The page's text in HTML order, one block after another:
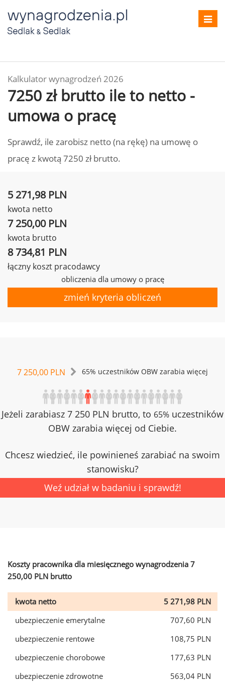
Kalkulator wynagrodzeń 2026
7250 zł brutto ile to netto -
umowa o pracę
Sprawdź, ile zarobisz netto (na rękę) na umowę o
pracę z kwotą 7250 zł brutto.
5 271,98 PLN
kwota netto
7 250,00 PLN
kwota brutto
8 734,81 PLN
łączny koszt pracodawcy
obliczenia dla umowy o pracę
zmień kryteria obliczeń
7 250,00 PLN 65% uczestników OBW zarabia więcej
Jeżeli zarabiasz 7 250 PLN brutto, to 65% uczestników
OBW zarabia więcej od Ciebie.
Chcesz wiedzieć, ile powinieneś zarabiać na swoim
stanowisku?
Weź udział w badaniu i sprawdź!
Koszty pracownika dla miesięcznego wynagrodzenia 7
250,00 PLN brutto
kwota netto
5 271,98 PLN
ubezpieczenie emerytalne
707,60 PLN
ubezpieczenie rentowe
108,75 PLN
ubezpieczenie chorobowe
177,63 PLN
ubezpieczenie zdrowotne
563,04 PLN